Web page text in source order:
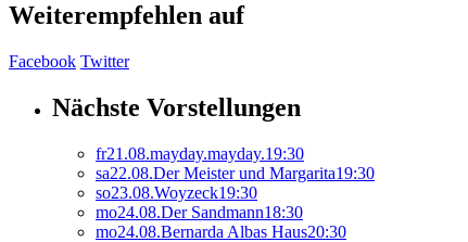
Weiterempfehlen auf
Facebook Twitter
Nächste Vorstellungen
fr21.08.mayday.mayday.19:30
sa22.08.Der Meister und Margarita19:30
so23.08.Woyzeck19:30
mo24.08.Der Sandmann18:30
mo24.08.Bernarda Albas Haus20:30